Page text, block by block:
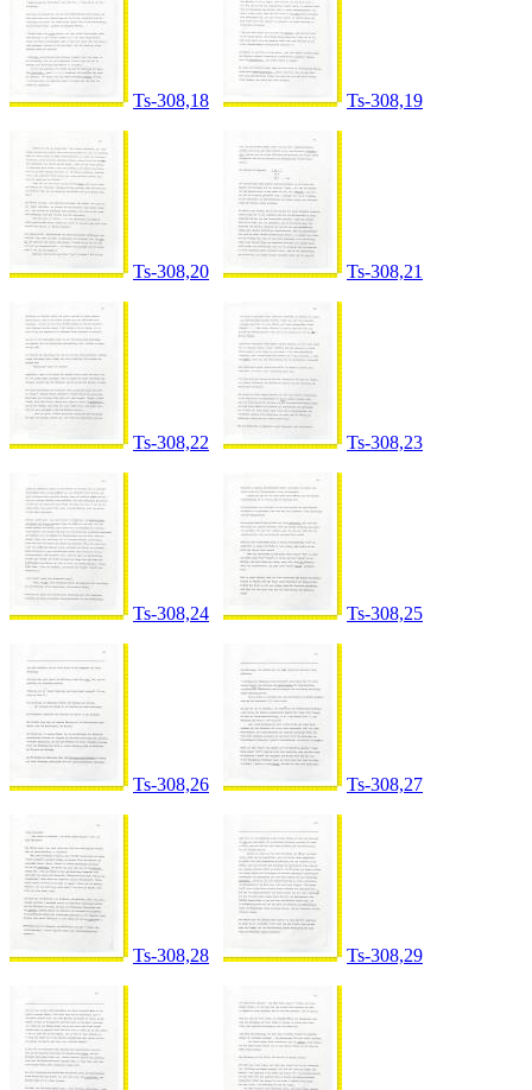
Ts-308,18 Ts-308,19
Ts-308,20 Ts-308,21
Ts-308,22 Ts-308,23
Ts-308,24 Ts-308,25
Ts-308,26 Ts-308,27
Ts-308,28 Ts-308,29